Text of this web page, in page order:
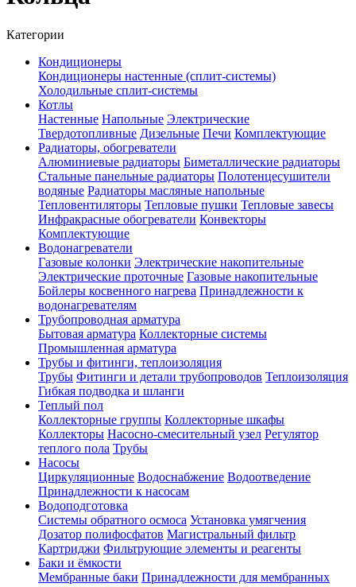
Категории
Кондиционеры
Кондиционеры настенные (сплит-системы)
Холодильные сплит-системы
Котлы
Настенные Напольные Электрические
Твердотопливные Дизельные Печи Комплектующие
Радиаторы, обогреватели
Алюминиевые радиаторы Биметаллические радиаторы
Стальные панельные радиаторы Полотенцесушители
водяные Радиаторы масляные напольные
Тепловентиляторы Тепловые пушки Тепловые завесы
Инфракрасные обогреватели Конвекторы
Комплектующие
Водонагреватели
Газовые колонки Электрические накопительные
Электрические проточные Газовые накопительные
Бойлеры косвенного нагрева Принадлежности к
водонагревателям
Трубопроводная арматура
Бытовая арматура Коллекторные системы
Промышленная арматура
Трубы и фитинги, теплоизоляция
Трубы Фитинги и детали трубопроводов Теплоизоляция
Гибкая подводка и шланги
Теплый пол
Коллекторные группы Коллекторные шкафы
Коллекторы Насосно-смесительный узел Регулятор
теплого пола Трубы
Насосы
Циркуляционные Водоснабжение Водоотведение
Принадлежности к насосам
Водоподготовка
Системы обратного осмоса Установка умягчения
Дозатор полифосфатов Магистральный фильтр
Картриджи Фильтрующие элементы и реагенты
Баки и ёмкости
Мембранные баки Принадлежности для мембранных